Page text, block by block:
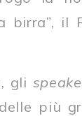
birra”, il
gli
più